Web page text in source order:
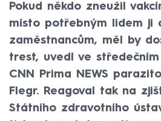
Pokud někdo zneužil
místo potřebným lidem ji
zaměstnancům, měl by
trest, uvedl ve
CNN Prima NEWS
Flegr. Reagoval tak na
Státního zdravotního